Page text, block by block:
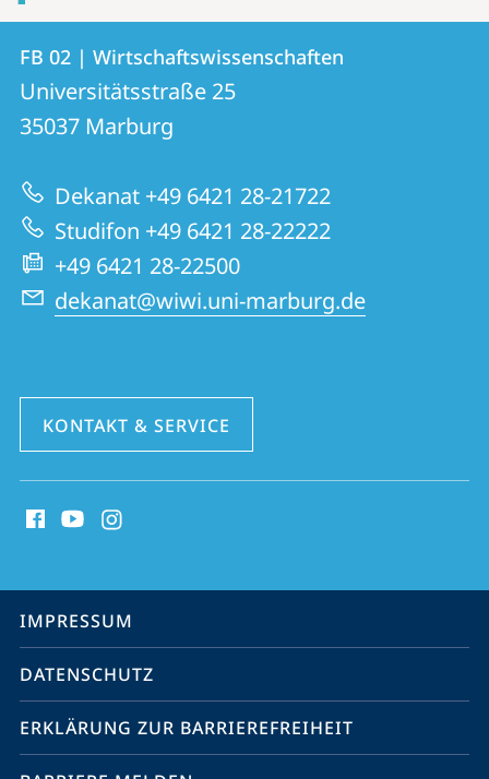
Kontakt
und
Informationen
zur
Website
Kontaktinformationen
FB
02
|
Wirtschaftswissenschaften
FB 02 | Wirtschaftswissenschaften
Universitätsstraße 25
35037 Marburg
Dekanat +49 6421 28-21722
Studifon +49 6421 28-22222
+49 6421 28-22500
dekanat@wiwi.uni-marburg.de
KONTAKT & SERVICE
Media
Service-
Navigation
IMPRESSUM
DATENSCHUTZ
ERKLÄRUNG ZUR BARRIEREFREIHEIT